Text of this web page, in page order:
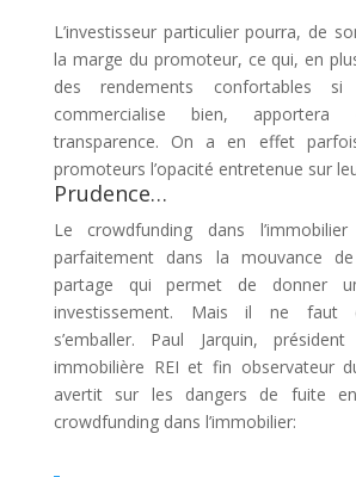
L’investisseur particulier pourra, de
la marge du promoteur, ce qui, en
des rendements confortables si
commercialise bien, apportera
transparence. On a en effet
promoteurs l’opacité entretenue sur
Prudence…
Le crowdfunding dans l’immobilier
parfaitement dans la mouvance
partage qui permet de donner
investissement. Mais il ne faut
s’emballer. Paul Jarquin,
immobilière REI et fin observateur
avertit sur les dangers de fuite
crowdfunding dans l’immobilier: